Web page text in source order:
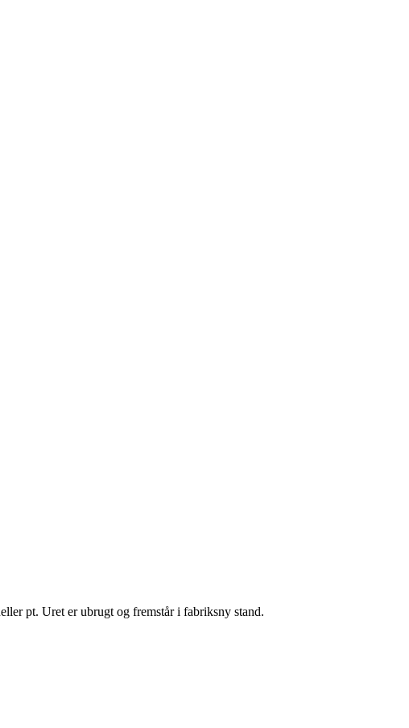
pt. Uret er ubrugt og fremstår i fabriksny stand.